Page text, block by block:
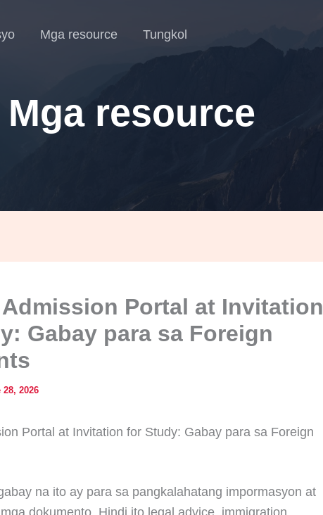
Mga resource Tungkol
Mga resource
Portal at Invitation
Gabay para sa Foreign
28, 2026
Portal at Invitation for Study: Gabay para sa Foreign
na ito ay para sa pangkalahatang impormasyon at
dokumento. Hindi ito legal advice, immigration